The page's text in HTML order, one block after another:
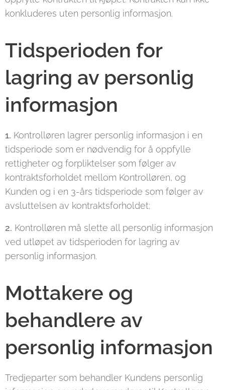
konkluderes uten personlig informasjon.
Tidsperioden for
lagring av personlig
informasjon
1. Kontrolløren lagrer personlig informasjon i en
tidsperiode som er nødvendig for å oppfylle
rettigheter og forpliktelser som følger av
kontraktsforholdet mellom Kontrolløren, og
Kunden og i en 3-års tidsperiode som følger av
avsluttelsen av kontraktsforholdet;
2. Kontrolløren må slette all personlig informasjon
ved utløpet av tidsperioden for lagring av
personlig informasjon.
Mottakere og
behandlere av
personlig informasjon
Tredjeparter som behandler Kundens personlig